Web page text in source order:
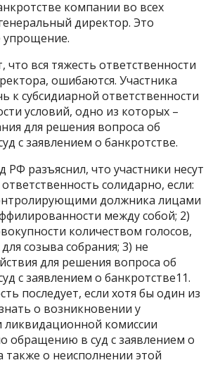
компании во всех
директор. Это
упрощение.
что вся тяжесть ответственности
ошибаются. Участника
к субсидиарной ответственности
условий, одно из которых –
для решения вопроса об
с заявлением о банкротстве.
РФ разъяснил, что участники несут
солидарно, если:
должника лицами
между собой; 2)
количеством голосов,
созыва собрания; 3) не
для решения вопроса об
с заявлением о банкротстве11.
последует, если хотя бы один из
о возникновении у
ликвидационной комиссии
обращению в суд с заявлением о
также о неисполнении этой